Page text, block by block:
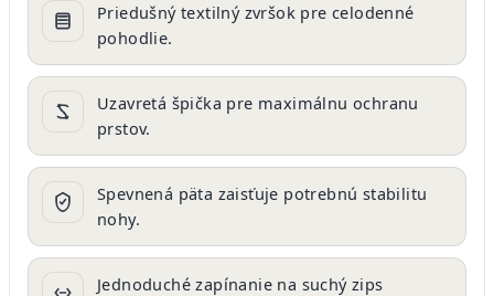
Priedušný textilný zvršok pre celodenné
pohodlie.
Uzavretá špička pre maximálnu ochranu
prstov.
Spevnená päta zaisťuje potrebnú stabilitu
nohy.
Jednoduché zapínanie na suchý zips